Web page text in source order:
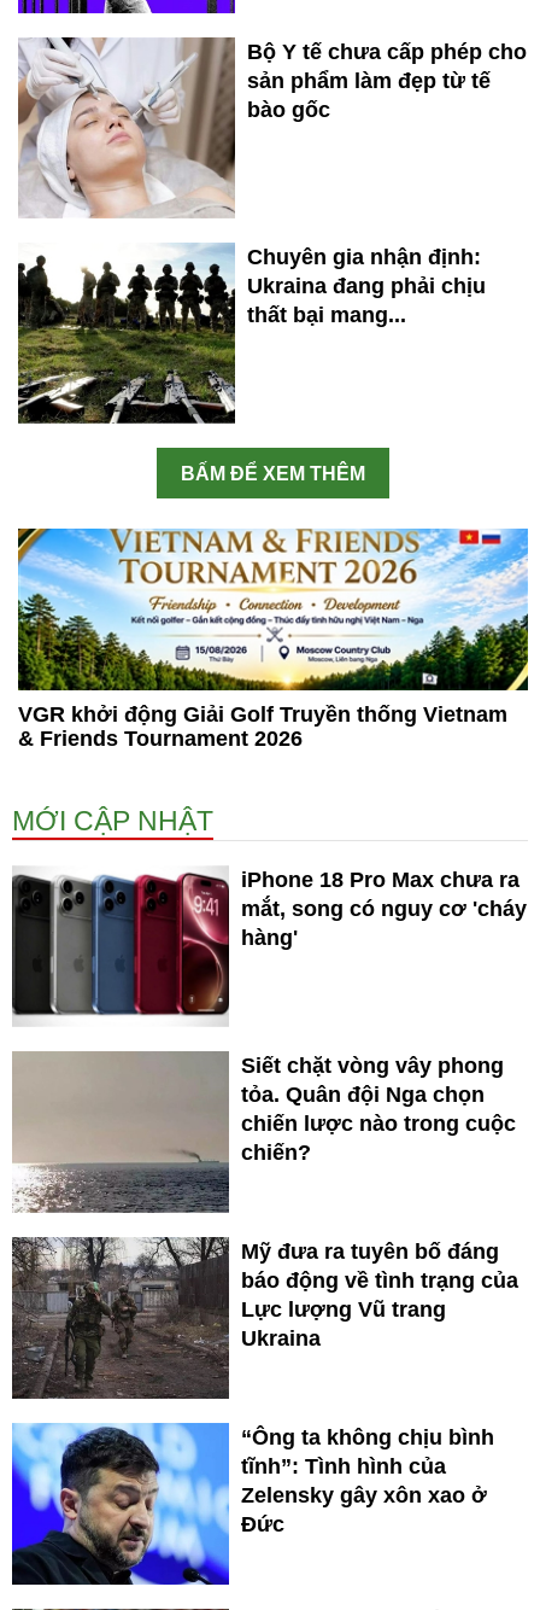
Bộ Y tế chưa cấp phép cho
sản phẩm làm đẹp từ tế
bào gốc
Chuyên gia nhận định:
Ukraina đang phải chịu
thất bại mang...
BẤM ĐỂ XEM THÊM
VGR khởi động Giải Golf Truyền thống Vietnam
& Friends Tournament 2026
MỚI CẬP NHẬT
iPhone 18 Pro Max chưa ra
mắt, song có nguy cơ 'cháy
hàng'
Siết chặt vòng vây phong
tỏa. Quân đội Nga chọn
chiến lược nào trong cuộc
chiến?
Mỹ đưa ra tuyên bố đáng
báo động về tình trạng của
Lực lượng Vũ trang
Ukraina
“Ông ta không chịu bình
tĩnh”: Tình hình của
Zelensky gây xôn xao ở
Đức